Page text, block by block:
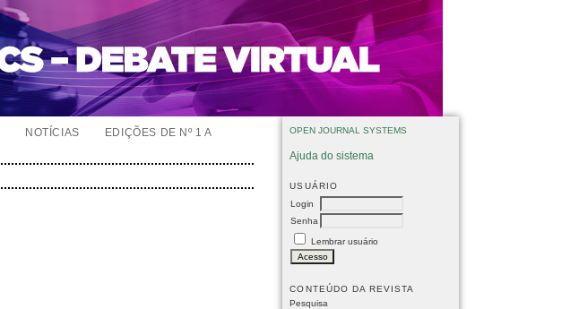
OPEN JOURNAL SYSTEMS
Ajuda do sistema
USUÁRIO
Login
Senha
Lembrar usuário
CONTEÚDO DA REVISTA
Pesquisa
NOTÍCIAS
EDIÇÕES DE Nº 1 A